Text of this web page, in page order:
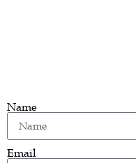
Name
Email